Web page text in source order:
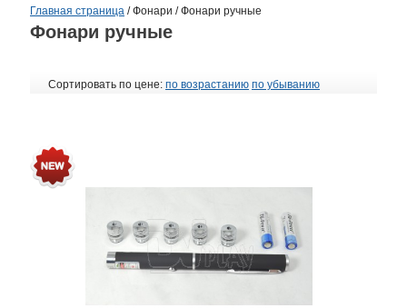
Главная страница /Фонари /Фонари ручные
Фонари ручные
Сортировать по цене: по возрастанию по убыванию